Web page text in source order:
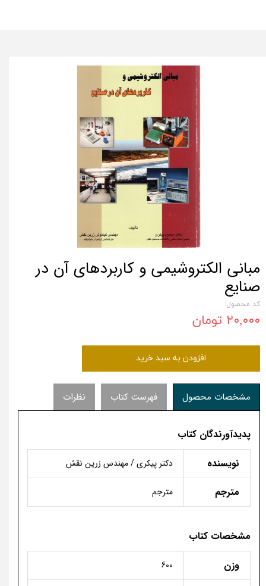
مبانی الکتروشیمی و کاربردهای آن در
صنایع
کد محصول:
۲۰,۰۰۰ تومان
افزودن به سبد خرید
مشخصات محصول فهرست کتاب نظرات
پدیدآورندگان کتاب
نویسنده
دکتر پیکری / مهندس زرین نقش
مترجم مترجم
مشخصات کتاب
وزن
600